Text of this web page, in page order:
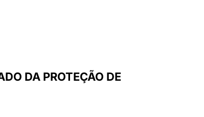
DA PROTEÇÃO DE